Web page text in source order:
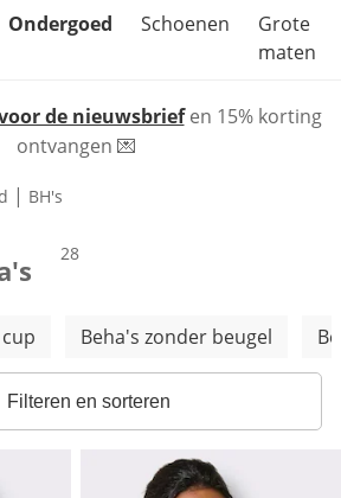
Ondergoed Schoenen
Grote
maten
de nieuwsbriefen 15% korting
ontvangen 💌
| BH's
producten
28
Beha's zonder beugel
Filteren en sorteren